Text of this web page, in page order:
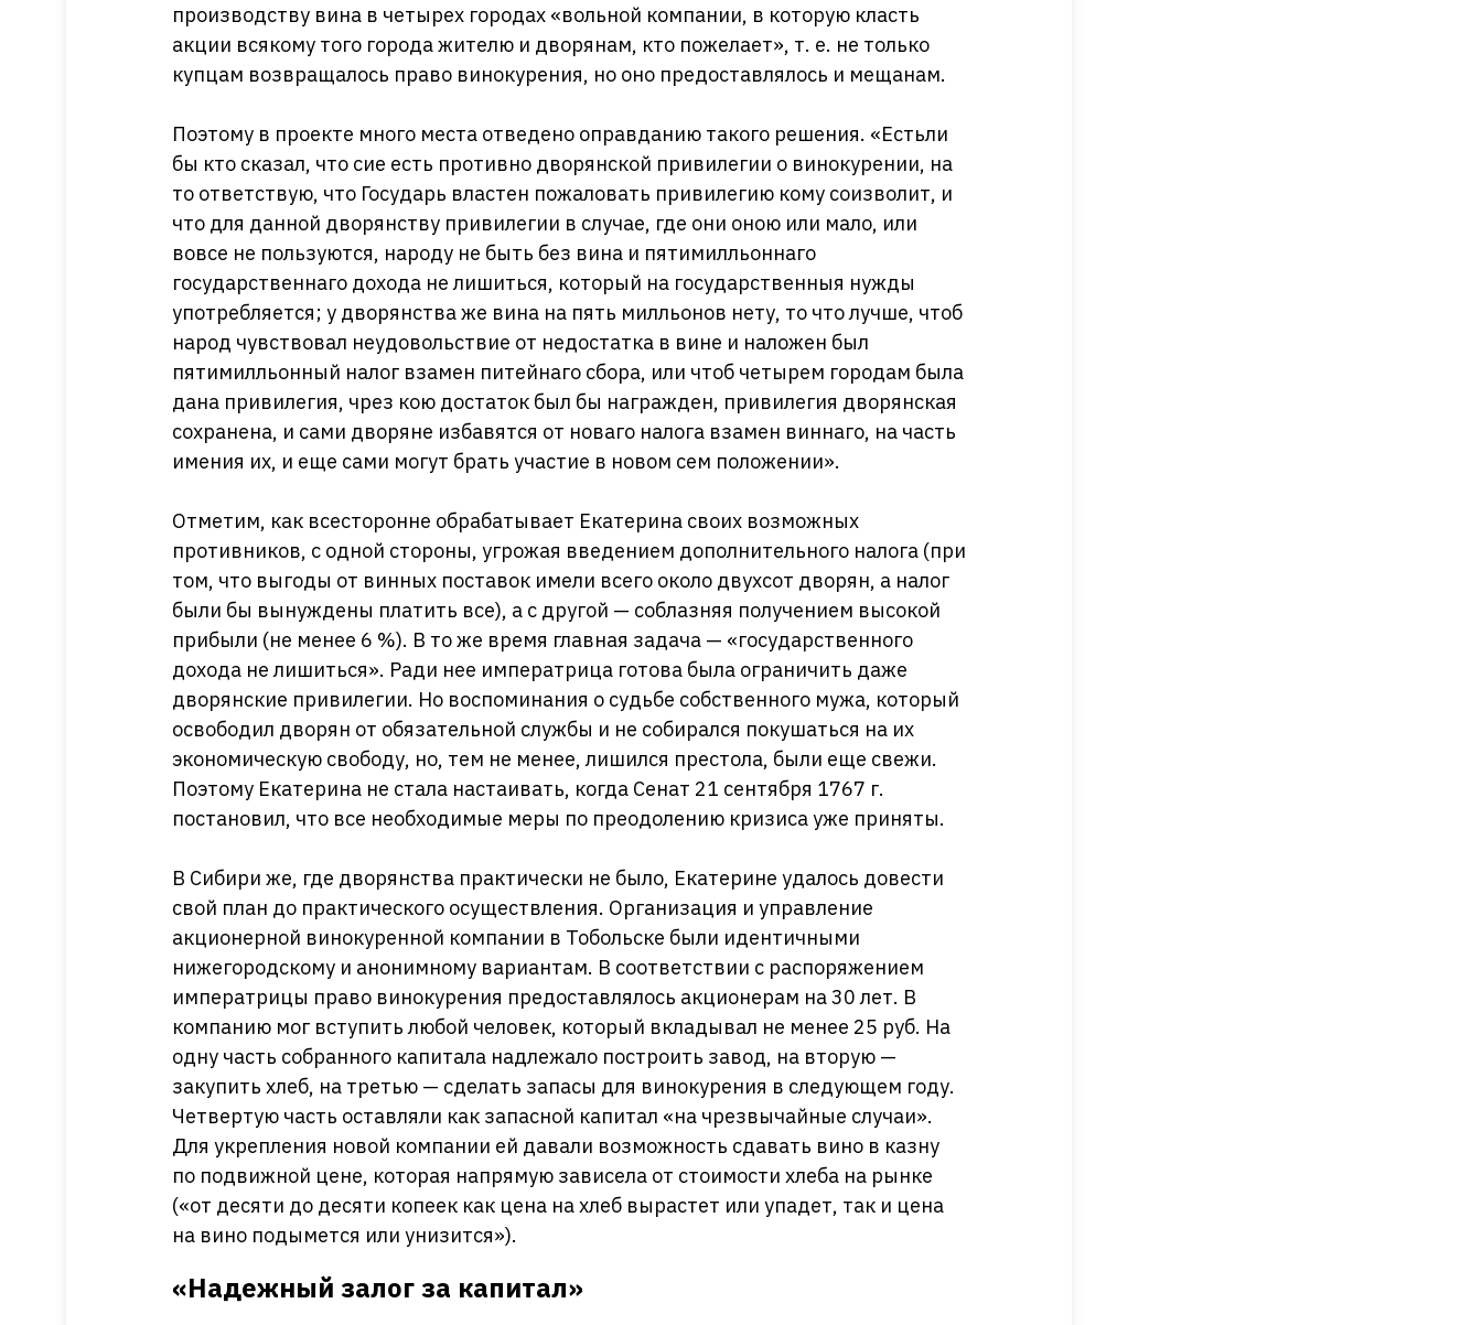
производству вина в четырех городах «вольной компании, в которую класть
акции всякому того города жителю и дворянам, кто пожелает», т. е. не только
купцам возвращалось право винокурения, но оно предоставлялось и мещанам.
Поэтому в проекте много места отведено оправданию такого решения. «Естьли
бы кто сказал, что сие есть противно дворянской привилегии о винокурении, на
то ответствую, что Государь властен пожаловать привилегию кому соизволит, и
что для данной дворянству привилегии в случае, где они оною или мало, или
вовсе не пользуются, народу не быть без вина и пятимилльоннаго
государственнаго дохода не лишиться, который на государственныя нужды
употребляется; у дворянства же вина на пять милльонов нету, то что лучше, чтоб
народ чувствовал неудовольствие от недостатка в вине и наложен был
пятимилльонный налог взамен питейнаго сбора, или чтоб четырем городам была
дана привилегия, чрез кою достаток был бы награжден, привилегия дворянская
сохранена, и сами дворяне избавятся от новаго налога взамен виннаго, на часть
имения их, и еще сами могут брать участие в новом сем положении».
Отметим, как всесторонне обрабатывает Екатерина своих возможных
противников, с одной стороны, угрожая введением дополнительного налога (при
том, что выгоды от винных поставок имели всего около двухсот дворян, а налог
были бы вынуждены платить все), а с другой — соблазняя получением высокой
прибыли (не менее 6 %). В то же время главная задача — «государственного
дохода не лишиться». Ради нее императрица готова была ограничить даже
дворянские привилегии. Но воспоминания о судьбе собственного мужа, который
освободил дворян от обязательной службы и не собирался покушаться на их
экономическую свободу, но, тем не менее, лишился престола, были еще свежи.
Поэтому Екатерина не стала настаивать, когда Сенат 21 сентября 1767 г.
постановил, что все необходимые меры по преодолению кризиса уже приняты.
В Сибири же, где дворянства практически не было, Екатерине удалось довести
свой план до практического осуществления. Организация и управление
акционерной винокуренной компании в Тобольске были идентичными
нижегородскому и анонимному вариантам. В соответствии с распоряжением
императрицы право винокурения предоставлялось акционерам на 30 лет. В
компанию мог вступить любой человек, который вкладывал не менее 25 руб. На
одну часть собранного капитала надлежало построить завод, на вторую —
закупить хлеб, на третью — сделать запасы для винокурения в следующем году.
Четвертую часть оставляли как запасной капитал «на чрезвычайные случаи».
Для укрепления новой компании ей давали возможность сдавать вино в казну
по подвижной цене, которая напрямую зависела от стоимости хлеба на рынке
(«от десяти до десяти копеек как цена на хлеб вырастет или упадет, так и цена
на вино подымется или унизится»).
«Надежный залог за капитал»